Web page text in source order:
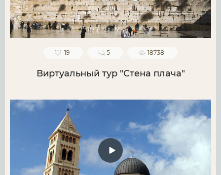
19 5 18738
Виртуальный тур "Стена плача"